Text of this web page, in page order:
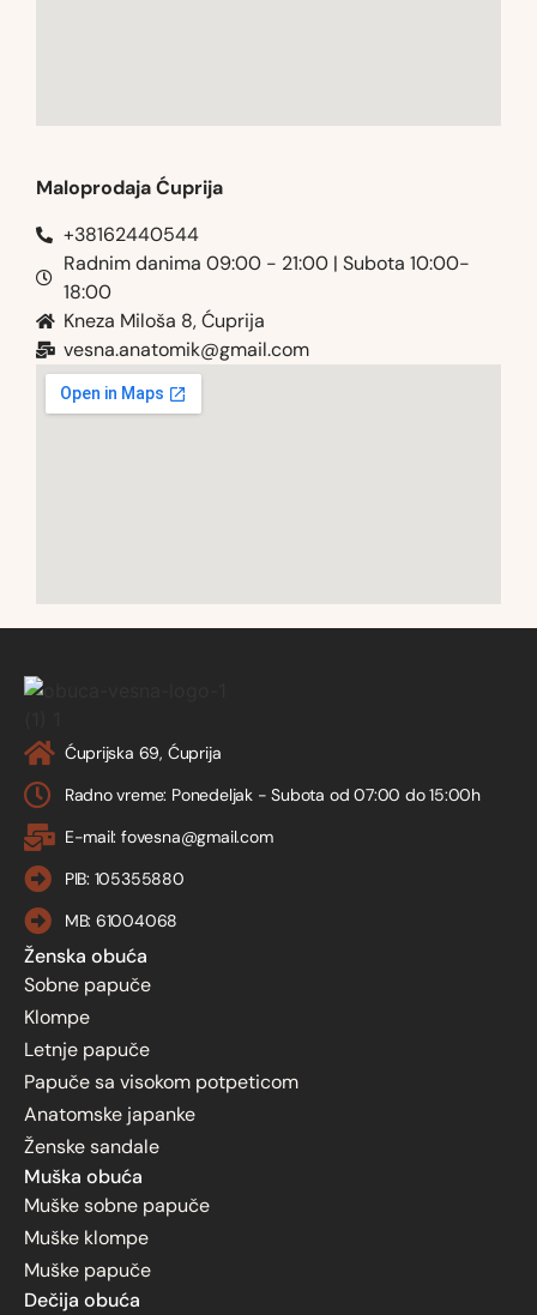
Maloprodaja Ćuprija
+38162440544
Radnim danima 09:00 - 21:00 | Subota 10:00-
18:00
Kneza Miloša 8, Ćuprija
vesna.anatomik@gmail.com​
Ćuprijska 69, Ćuprija
Radno vreme: Ponedeljak - Subota od 07:00 do 15:00h
E-mail: fovesna@gmail.com
PIB: 105355880
MB: 61004068
Ženska obuća
Sobne papuče
Klompe
Letnje papuče
Papuče sa visokom potpeticom
Anatomske japanke
Ženske sandale
Muška obuća
Muške sobne papuče
Muške klompe
Muške papuče
Dečija obuća